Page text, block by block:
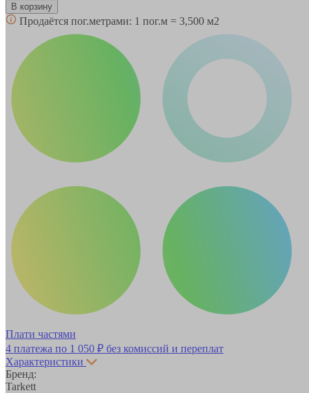
В корзину
Продаётся пог.метрами: 1 пог.м = 3,500 м2
Плати частями
4 платежа по 1 050 ₽ без комиссий и переплат
Характеристики
Бренд:
Tarkett